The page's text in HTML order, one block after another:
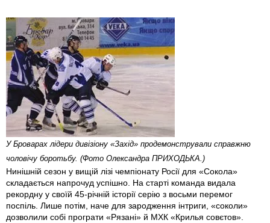
У Броварах лідери дивізіону «Захід» продемонстрували справжню
чоловічу боротьбу. (Фото Олександра ПРИХОДЬКА.)
Нинішній сезон у вищій лізі чемпіонату Росії для «Сокола»
складається напрочуд успішно. На старті команда видала
рекордну у своїй 45-річній історії серію з восьми перемог
поспіль. Лише потім, наче для зародження інтриги, «соколи»
дозволили собі програти «Рязані» й МХК «Крилья совєтов».